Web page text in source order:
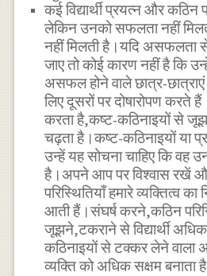
कई विद्यार्थी प्रयत्न और
लेकिन उनको सफलता नहीं
नहीं मिलती है।यदि
जाए तो कोई कारण नहीं है कि
असफल होने वाले छात्र-
लिए दूसरों पर दोषारोपण करते
करता है,कष्ट-कठिनाइयों से
चढ़ता है।कष्ट-कठिनाइयों या
उन्हें यह सोचना चाहिए कि वह
है।अपने आप पर विश्वास रखें
परिस्थितियाँ हमारे व्यक्तित्व का
आती हैं।संघर्ष करने,कठिन
जूझने,टकराने से विद्यार्थी
कठिनाइयों से टक्कर लेने वाला
व्यक्ति को अधिक सक्षम बनाता